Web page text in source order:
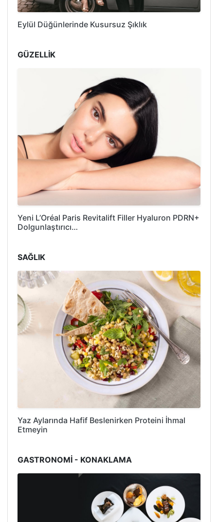
Eylül Düğünlerinde Kusursuz Şıklık
GÜZELLİK
Yeni L’Oréal Paris Revitalift Filler Hyaluron PDRN+
Dolgunlaştırıcı…
SAĞLIK
Yaz Aylarında Hafif Beslenirken Proteini İhmal
Etmeyin
GASTRONOMİ - KONAKLAMA